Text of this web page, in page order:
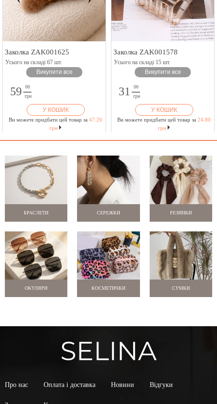
Заколка ZAK001625
Усього на складі 67 шт.
Викупити все
59
00
грн
У КОШИК
Ви можете придбати цей товар за 47.20
грн
Заколка ZAK001578
Усього на складі 15 шт.
Викупити все
31
00
грн
У КОШИК
Ви можете придбати цей товар за 24.80
грн
БРАСЛЕТИ СЕРЕЖКИ РЕЗИНКИ
ОКУЛЯРИ КОСМЕТИЧКИ СУМКИ
Про нас Оплата і доставка Новини Відгуки